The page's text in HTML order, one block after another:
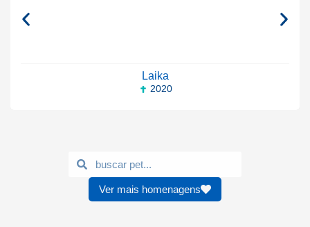
Laika
2020
Ver mais homenagens